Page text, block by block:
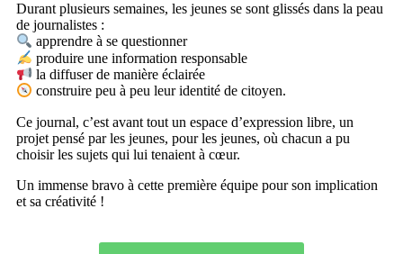
Durant plusieurs semaines, les jeunes se sont glissés dans la peau
de journalistes :
apprendre à se questionner
produire une information responsable
la diffuser de manière éclairée
construire peu à peu leur identité de citoyen.
Ce journal, c’est avant tout un espace d’expression libre, un
projet pensé par les jeunes, pour les jeunes, où chacun a pu
choisir les sujets qui lui tenaient à cœur.
Un immense bravo à cette première équipe pour son implication
et sa créativité !